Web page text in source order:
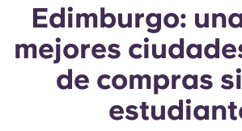
Edimburgo:
mejores
de compras